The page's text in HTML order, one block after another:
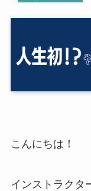
こんにちは！
インストラクタ